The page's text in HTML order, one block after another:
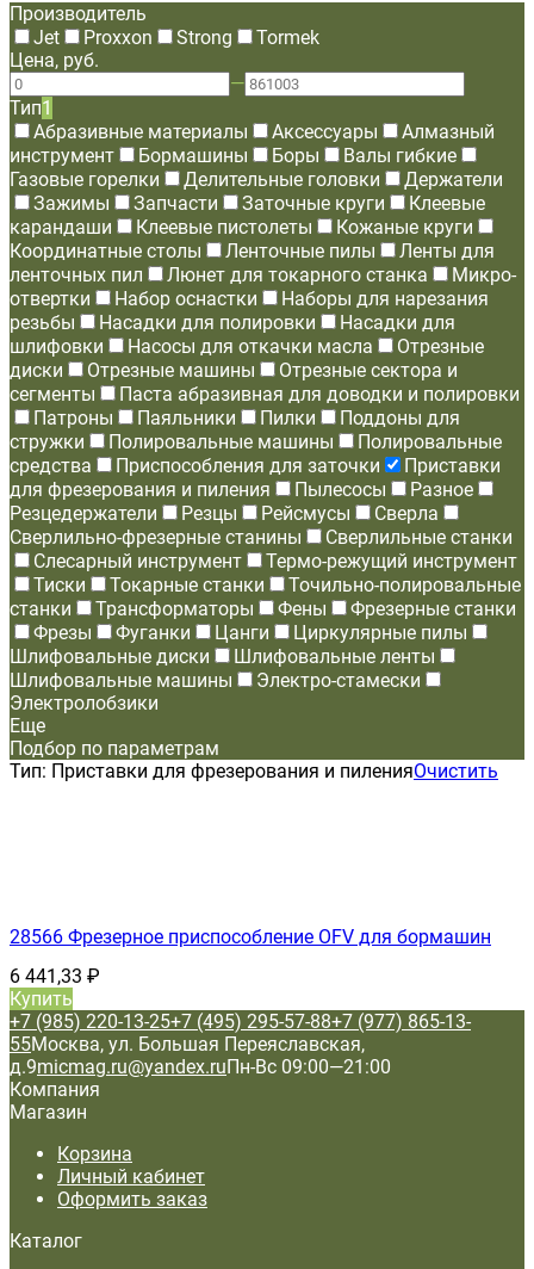
Производитель
Jet
Proxxon Strong
Tormek
Цена, руб.
—
Тип1
Абразивные материалы
Аксессуары
Алмазный
инструмент
Бормашины Боры
Валы гибкие
Газовые горелки
Делительные головки
Держатели
Зажимы
Запчасти Заточные круги
Клеевые
карандаши
Клеевые пистолеты
Кожаные круги
Координатные столы
Ленточные пилы
Ленты для
ленточных пил
Люнет для токарного станка
Микро-
отвертки
Набор оснастки
Наборы для нарезания
резьбы
Насадки для полировки
Насадки для
шлифовки
Насосы для откачки масла
Отрезные
диски
Отрезные машины
Отрезные сектора и
сегменты
Паста абразивная для доводки и полировки
Патроны
Паяльники Пилки
Поддоны для
стружки
Полировальные машины
Полировальные
средства
Приспособления для заточки
Приставки
для фрезерования и пиления
Пылесосы
Разное
Резцедержатели
Резцы Рейсмусы
Сверла
Сверлильно-фрезерные станины
Сверлильные станки
Слесарный инструмент
Термо-режущий инструмент
Тиски
Токарные станки
Точильно-полировальные
станки
Трансформаторы Фены
Фрезерные станки
Фрезы
Фуганки Цанги
Циркулярные пилы
Шлифовальные диски
Шлифовальные ленты
Шлифовальные машины
Электро-стамески
Электролобзики
Еще
Подбор по параметрам
Тип: Приставки для фрезерования и пиленияОчистить
28566 Фрезерное приспособление OFV для бормашин
6 441,33 ₽
Купить
+7 (985) 220-13-25+7 (495) 295-57-88+7 (977) 865-13-
55Москва, ул. Большая Переяславская,
д.9micmag.ru@yandex.ruПн-Вс 09:00—21:00
Компания
Магазин
Корзина
Личный кабинет
Оформить заказ
Каталог